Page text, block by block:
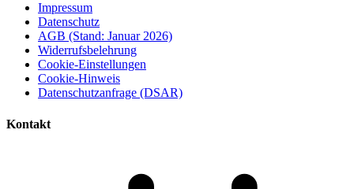
Impressum
Datenschutz
AGB (Stand: Januar 2026)
Widerrufsbelehrung
Cookie-Einstellungen
Cookie-Hinweis
Datenschutzanfrage (DSAR)
Kontakt